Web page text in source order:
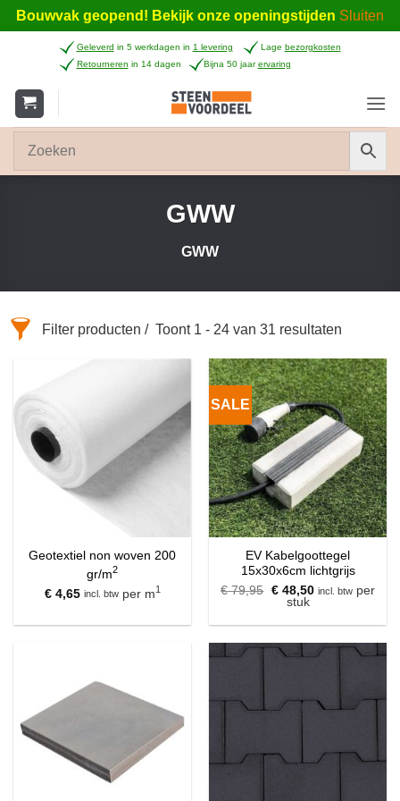
Bouwvak geopend! Bekijk onze openingstijden Sluiten
inhoud
Geleverd in 5 werkdagen in 1 levering Lage bezorgkosten
Retourneren in 14 dagen Bijna 50 jaarervaring
GWW
GWW
Filter producten Toont 1 - 24 van 31 resultaten
Geotextiel non woven 200
gr/m2
€4,65 incl. btwper m1
SALE
EV Kabelgoottegel
15x30x6cm lichtgrijs
€79,95 Oorspronkelijke
prijs
€ 79,95.
€48,50Huidige
€ 48,50.
incl. btwper
stuk